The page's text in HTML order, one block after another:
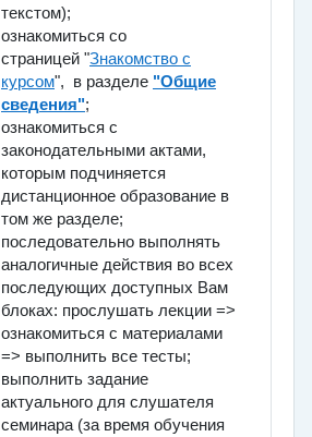
текстом);
ознакомиться со
страницей "Знакомство с
курсом", в разделе "Общие
сведения";
ознакомиться с
законодательными актами,
которым подчиняется
дистанционное образование в
том же разделе;
последовательно выполнять
аналогичные действия во всех
последующих доступных Вам
блоках: прослушать лекции =>
ознакомиться с материалами
=> выполнить все тесты;
выполнить задание
актуального для слушателя
семинара (за время обучения